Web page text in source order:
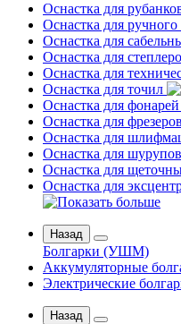
Оснастка для
Оснастка для
Оснастка для
Оснастка для
Оснастка для
Оснастка для точил
Оснастка для фонарей
Оснастка для фрезеров
Оснастка для
Оснастка для
Оснастка для
Оснастка для
Назад
Болгарки (УШМ)
Аккумуляторные
Электрические
Назад